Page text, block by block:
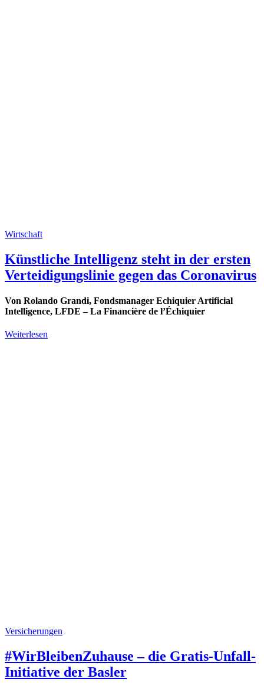
Wirtschaft
Künstliche Intelligenz steht in der ersten
Verteidigungslinie gegen das Coronavirus
Von Rolando Grandi, Fondsmanager Echiquier Artificial
Intelligence, LFDE – La Financière de l’Échiquier
Weiterlesen
Versicherungen
#WirBleibenZuhause – die Gratis-Unfall-
Initiative der Basler